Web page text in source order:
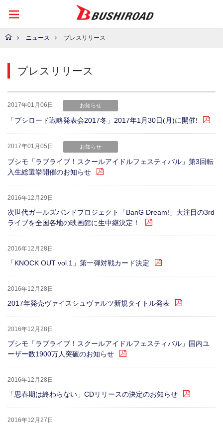
ニュース プレスリリース
プレスリリース
2017年01月06日 お知らせ
「ブシロード戦略発表会2017冬」2017年1月30日(月)に開催!
2017年01月05日 お知らせ
ブシモ「ラブライブ！スクールアイドルフェスティバル」第3回転
入生総選挙開催のお知らせ
2016年12月29日
次世代ガールズバンドプロジェクト「BanG Dream!」大注目の3rd
ライブを全国各地の映画館に生中継決定！
2016年12月28日
「KNOCK OUT vol.1」第一弾対戦カード決定
2016年12月28日
2017年発売ヴァイスシュヴァルツ新規タイトル発表
2016年12月28日
ブシモ「ラブライブ！スクールアイドルフェスティバル」国内ユ
ーザー数1900万人突破のお知らせ
2016年12月28日
「思春期は終わらない」CDリリースの決定のお知らせ
2016年12月27日